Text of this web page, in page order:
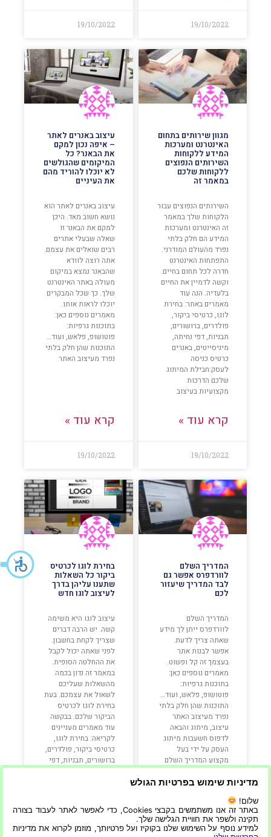
19/10/2022
19/10/2022
מגוון שירותים בתחום
האינטרנט ומערכות
המידע ללקוחות
השירותים הנפוצים
ללקוחות שלכם
במאמר זה
השירותים הנפוצים עבור
הלקוחות שלך במאמר
זה האינטרנט ומערכות
המידע הם חלק בלתי
נפרד מהעולם המודרני.
התפתחות האינטרנט
חדרה לכל תחום בחיים.
וקשה לדמיין את החיים
בלעדיה. הנה עוד
מאמרים באתר: בחירת
לוגו, כרטיסי ביקור,
פולדרים, ברושורים,
תבניות, דפי נחיתה,
מיניסייטים, באנרים
כרטיס כניסה
לעסק:חבילת המיתוג
שלכם הדרכות
מקצועיות בעיצוב
קרא עוד »
19/10/2022
עיצוב באנרים לאתר
– איפה נכון למקם
את הבאנר? כל
המיקומים שהגולשים
לא יוכלו להוריד מהם
את העיניים
עיצוב באנרים לאתר הוא
נושא חשוב מאד. היכן
למקם את הבאנר זו
שאלה שבעלי אתרים
רבים שואלים את עצמם.
אתה רוצה לוודא
שהבאנר נמצא במיקום
מעולה באתר האינטרנט
שלך. כך שכל המבקרים
יוכלו לראות אותו.
מאמרים נוספים כאן:
בתוכנות גרפיות:
פוטושופ, פלאש, ועוד…
התוכנות שהן חלק בלתי
נפרד מעיצוב האתר
קרא עוד »
19/10/2022
המדריך השלם
לוורדפרס אפשר גם
לבד המדריך שיעזור
לכם
המדריך השלם
לוורדפרס ייתן לך מידע
שאתה צריך לדעת.
אפשר לבנות אתר
בעצמך זה קל ופשוט.
מאמרים נוספים כאן:
בתוכנות גרפיות:
פוטושופ, פלאש, ועוד…
התוכנות שהן חלק בלתי
נפרד מעיצוב האתר
עיצוב, מיתוג והבאה
לדפוס חשעבות מיתוג
העסק על ידי בעל
מקצוע המדריך השלם
לוורדפרס יכול לעזור לך
הוא יעזור
קרא עוד »
בחירת לוגו לכרטיס
ביקור כל השאלות
שתענו עליהן בדרך
לעיצוב לוגו חדש
עיצוב לוגו היא משימה
קשה. יש הרבה דברים
שצריך לקחת בחשבון.
לפני שאתה יכול לקבל
את ההחלטה הסופית.
במאמר זה נדון בכמה
מהשאלות שעליכם
לשאול את עצמכם. בעת
בחירת לוגו לכרטיס
הביקור שלכם. בבקשה
עוד מאמרים מעניינים
לקריאה: בחירת לוגו,
כרטיסי ביקור, פולדרים,
ברושורים, תבניות, דפי
נחיתה, מיניסייטים,
קרא עוד »
מדיניות שימוש בפרטיות הגולש
שלום!
באתר זה אנו משתמשים בקבצי Cookies, כדי לאפשר לאתר לעבוד בצורה
תקינה ולשפר את חוויית הגלישה שלך.
למידע נוסף על השימוש שלנו בקוקיז ועל פרטיותך, מוזמן לקרוא את מדיניות